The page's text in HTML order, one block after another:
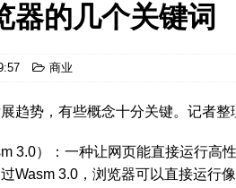
器的几个关键词
商业
趋势，有些概念十分关键。记者整
3.0）：一种让网页能直接运行高
Wasm 3.0，浏览器可以直接运行